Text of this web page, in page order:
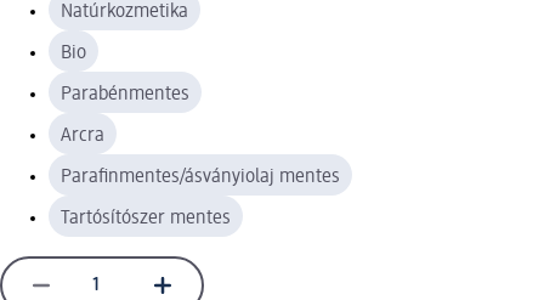
Natúrkozmetika
Bio
Parabénmentes
Arcra
Parafinmentes/ásványiolaj mentes
Tartósítószer mentes